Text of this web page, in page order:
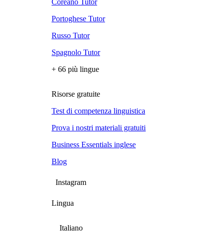
Coreano Tutor
Portoghese Tutor
Russo Tutor
Spagnolo Tutor
+ 66 più lingue
Risorse gratuite
Test di competenza linguistica
Prova i nostri materiali gratuiti
Business Essentials inglese
Blog
Instagram
Lingua
Italiano